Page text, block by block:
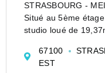
STRASBOURG -
Situé au 5ème
studio loué de
sur la pièce
bains avec wc.
67100
EST